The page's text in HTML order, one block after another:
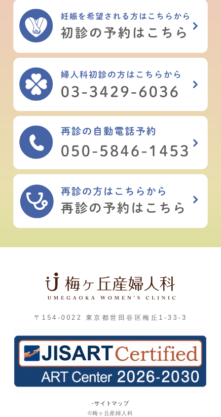
〒154-0022 東京都世田谷区梅丘1-33-3
-サイトマップ
©梅ヶ丘産婦人科